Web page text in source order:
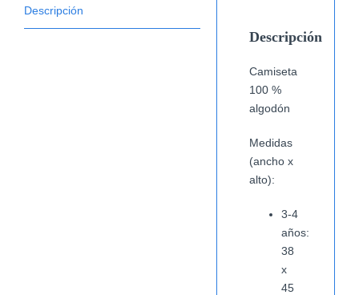
Descripción
Descripción
Camiseta
100 %
algodón
Medidas
(ancho x
alto):
3-4
años:
38
x
45